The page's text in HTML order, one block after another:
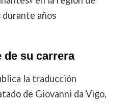
durante años
de su carrera
la traducción
de Giovanni da Vigo,